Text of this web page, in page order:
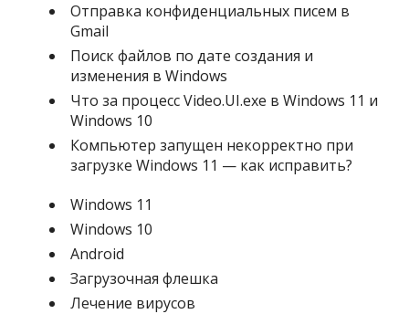
Отправка конфиденциальных писем в
Gmail
Поиск файлов по дате создания и
изменения в Windows
Что за процесс Video.UI.exe в Windows 11 и
Windows 10
Компьютер запущен некорректно при
загрузке Windows 11 — как исправить?
Windows 11
Windows 10
Android
Загрузочная флешка
Лечение вирусов